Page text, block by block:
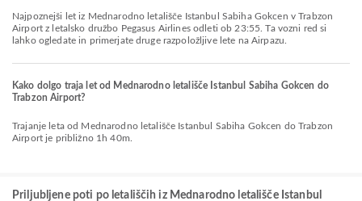
Najpoznejši let iz Mednarodno letališče Istanbul Sabiha Gokcen v Trabzon
Airport z letalsko družbo Pegasus Airlines odleti ob 23:55. Ta vozni red si
lahko ogledate in primerjate druge razpoložljive lete na Airpazu.
Kako dolgo traja let od Mednarodno letališče Istanbul Sabiha Gokcen do
Trabzon Airport?
Trajanje leta od Mednarodno letališče Istanbul Sabiha Gokcen do Trabzon
Airport je približno 1h 40m.
Priljubljene poti po letališčih iz Mednarodno letališče Istanbul